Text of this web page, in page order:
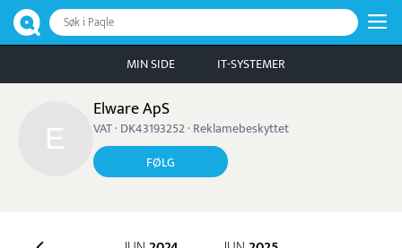
Søk i Paqle
MIN SIDE IT-SYSTEMER
Elware ApS
VAT · DK43193252 · Reklamebeskyttet
FØLG